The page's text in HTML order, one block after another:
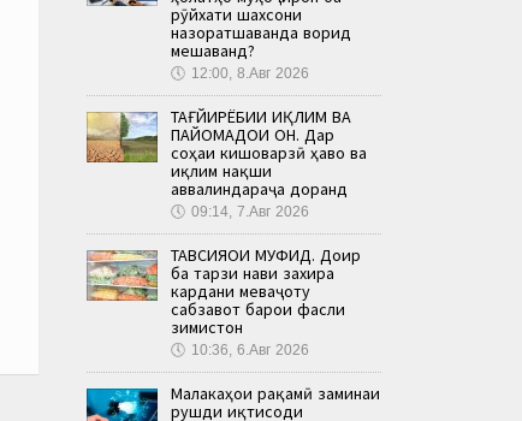
рӯйхати шахсони
назоратшаванда ворид
мешаванд?
🕔 12:00, 8.Авг 2026
ТАҒЙИРЁБИИ ИҚЛИМ ВА
ПАЙОМАДҲОИ ОН. Дар
соҳаи кишоварзӣ ҳаво ва
иқлим нақши
аввалиндараҷа доранд
🕔 09:14, 7.Авг 2026
ТАВСИЯҲОИ МУФИД. Доир
ба тарзи нави захира
кардани меваҷоту
сабзавот барои фасли
зимистон
🕔 10:36, 6.Авг 2026
Малакаҳои рақамӣ заминаи
рушди иқтисоди